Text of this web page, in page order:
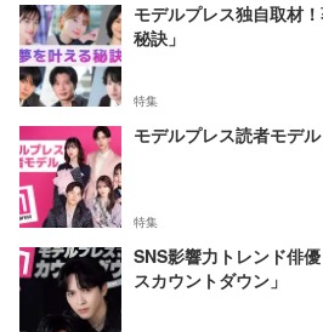
モデルプレス独自取材
秘訣」
特集
モデルプレス読者モデ
特集
SNS影響力トレンド俳
スカウントダウン」